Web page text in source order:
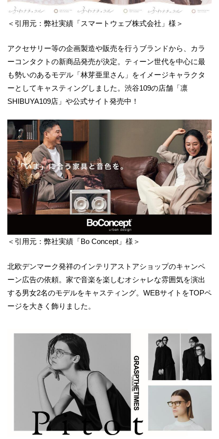
＜引用元：弊社実績「スマートウェブ株式会社」様＞
アクセサリー等の企画製造や販売を行うブランドから、カラ
ーコンタクトの新商品発売が決定。ティーン世代を中心に最
も勢いのあるモデル「林芽亜里さん」をイメージキャラクタ
ーとしてキャスティングしました。渋谷109の店舗「凛
SHIBUYA109店」や公式サイト発売中！
＜引用元：弊社実績「Bo Concept」様＞
北欧デンマーク発祥のインテリアストアショップのキャンペ
ーン広告の依頼。家で音楽を楽しむオシャレな雰囲気を演出
する男女2名のモデルをキャスティング。WEBサイトをTOPペ
ージを大きく飾りました。